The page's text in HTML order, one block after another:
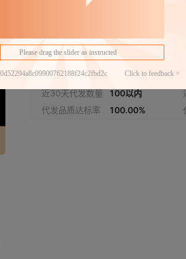
不可打弯
23mm
30.2mm
16 中型可打弯每件 95
米
14.2mm
分销代发
0.28
近30天代发数量 100以内
代发品质达标率
100.00%